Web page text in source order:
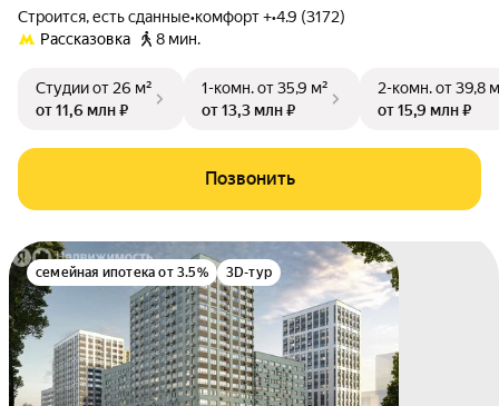
Строится, есть сданные•комфорт +•4.9 (3172)
Рассказовка
8 мин.
Студииот 26 м²
от 11,6 млн ₽
1-комн.от 35,9 м²
от 13,3 млн ₽
2-комн.от 39,8
от 15,9 млн ₽
Позвонить
семейная ипотека от 3.5% 3D-тур